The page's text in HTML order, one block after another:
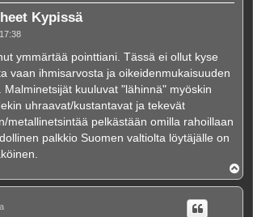
Kypissä
ymmärtää pointtiani. Tässä ei ollut kyse
vaan ihmisarvosta ja oikeidenmukaisuuden
Malminetsijät kuuluvat "lähinnä" myöskin
uhraavat/kustantavat ja tekevät
metallinetsintää pelkästään omilla rahoillaan
palkkio Suomen valtiolta löytäjälle on
l
ö